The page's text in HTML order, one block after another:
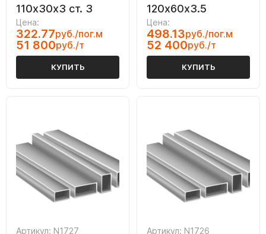
110х30х3 ст. 3
Цена:
322.77руб./пог.м
51 800руб./т
КУПИТЬ
120х60х3.5
Цена:
498.13руб./пог.м
52 400руб./т
КУПИТЬ
Артикул: N1727 Артикул: N1726